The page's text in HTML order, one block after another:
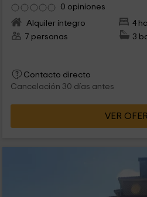
0 opiniones
Alquiler íntegro
4
7 personas
3
Contacto directo
Cancelación 30 días antes
VER